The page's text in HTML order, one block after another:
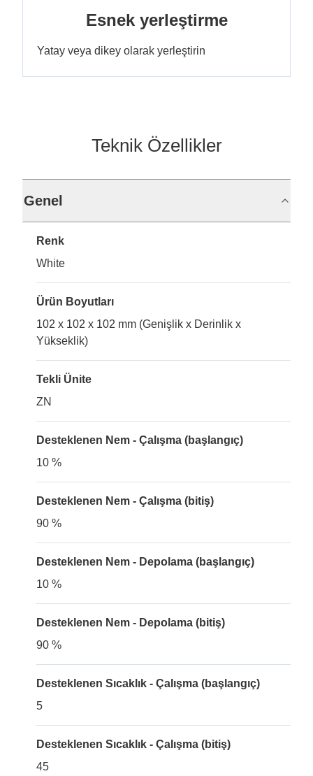
Esnek yerleştirme
Yatay veya dikey olarak yerleştirin
Teknik Özellikler
Genel
Renk
White
Ürün Boyutları
102 x 102 x 102 mm (Genişlik x Derinlik x
Yükseklik)
Tekli Ünite
ZN
Desteklenen Nem - Çalışma (başlangıç)
10 %
Desteklenen Nem - Çalışma (bitiş)
90 %
Desteklenen Nem - Depolama (başlangıç)
10 %
Desteklenen Nem - Depolama (bitiş)
90 %
Desteklenen Sıcaklık - Çalışma (başlangıç)
5
Desteklenen Sıcaklık - Çalışma (bitiş)
45